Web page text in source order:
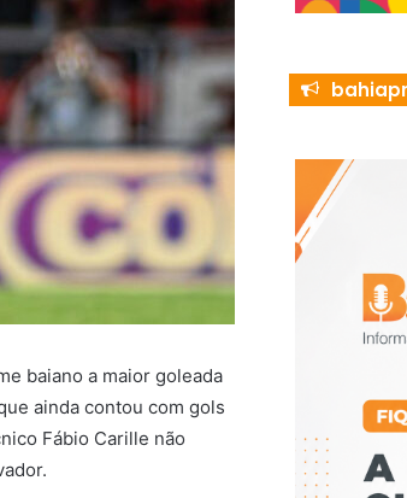
baiano a maior goleada
ainda contou com gols
Fábio Carille não